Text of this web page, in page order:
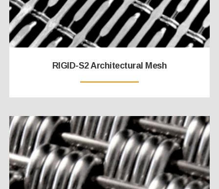
RIGID-S2 Architectural Mesh